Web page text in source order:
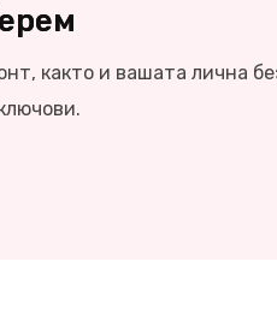
както и вашата лична